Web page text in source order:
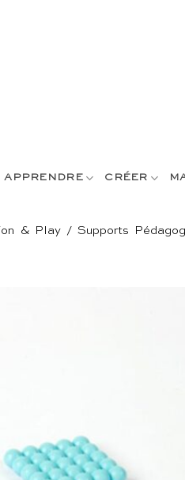
APPRENDRE CRÉER
& Play / Supports